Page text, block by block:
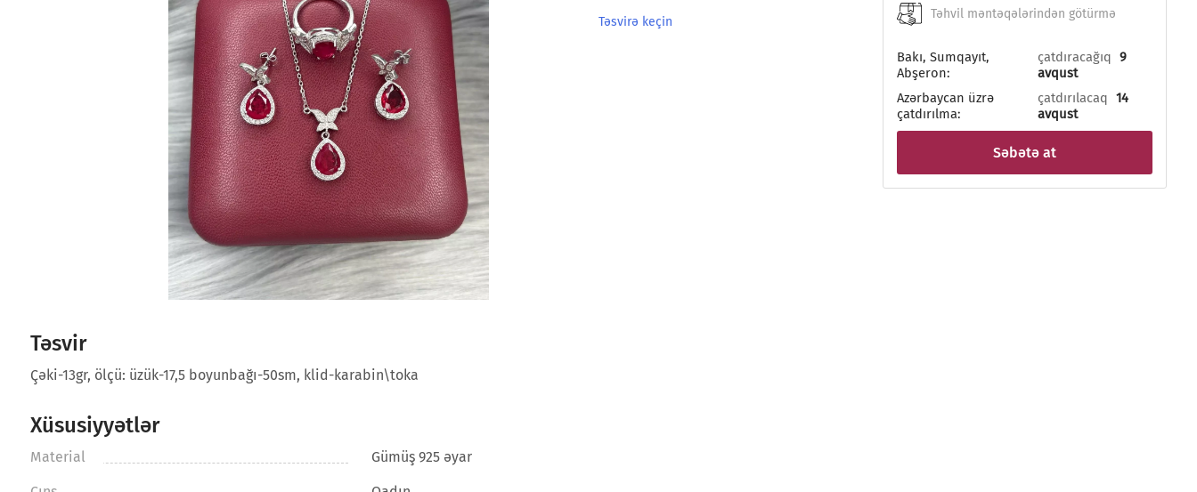
Təsvirə keçin Təhvil məntəqələrindən götürmə
Bakı, Sumqayıt,
Abşeron:
çatdıracağıq 9
avqust
Azərbaycan üzrə
çatdırılma:
çatdırılacaq 14
avqust
Səbətə at
Təsvir
Çəki-13gr, ölçü: üzük-17,5 boyunbağı-50sm, klid-karabin\toka
Xüsusiyyətlər
Material Gümüş 925 əyar